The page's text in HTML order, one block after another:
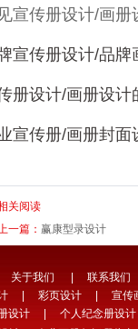
宣传册设计/画册
宣传册设计/品牌
册设计/画册设计
宣传册/画册封面
关阅读
一篇： 赢康型录设计
关于我们
联系我们
彩页设计
宣传
设计
个人纪念册设计